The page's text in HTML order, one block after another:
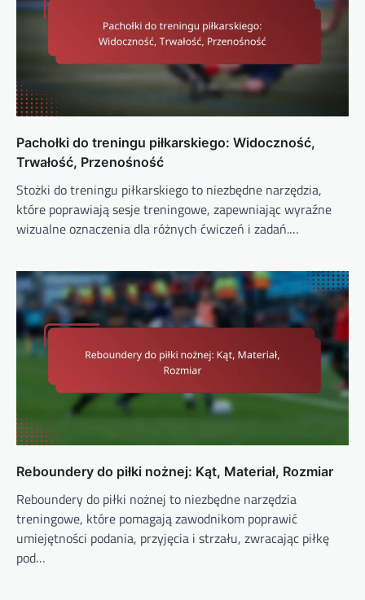
Pachołki do treningu piłkarskiego: Widoczność,
Trwałość, Przenośność
Stożki do treningu piłkarskiego to niezbędne narzędzia,
które poprawiają sesje treningowe, zapewniając wyraźne
wizualne oznaczenia dla różnych ćwiczeń i zadań.…
Reboundery do piłki nożnej: Kąt, Materiał, Rozmiar
Reboundery do piłki nożnej to niezbędne narzędzia
treningowe, które pomagają zawodnikom poprawić
umiejętności podania, przyjęcia i strzału, zwracając piłkę
pod…